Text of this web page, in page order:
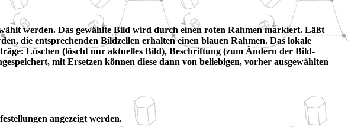
werden. Das gewählte Bild wird durch einen roten Rahmen markiert. Läßt
die entsprechenden Bildzellen erhalten einen blauen Rahmen. Das lokale
Löschen (löscht nur aktuelles Bild), Beschriftung (zum Ändern der Bild-
mit Ersetzen können diese dann von beliebigen, vorher ausgewählten
angezeigt werden.